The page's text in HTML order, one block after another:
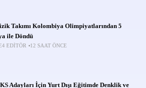
Takımı Kolombiya Olimpiyatlarından 5
ile Döndü
EDITÖR 12 SAAT ÖNCE
Adayları İçin Yurt Dışı Eğitimde Denklik ve